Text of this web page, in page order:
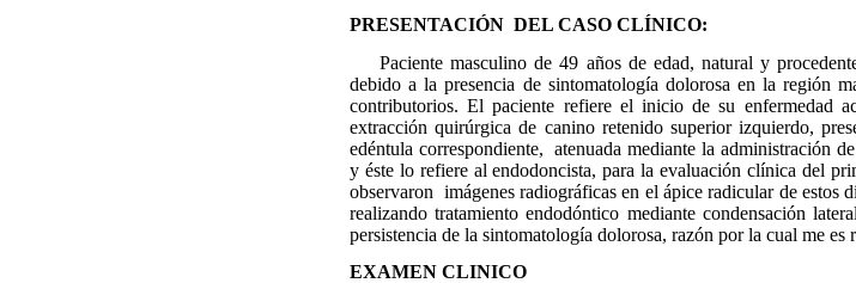
PRESENTACIÓN DEL CASO CLÍNICO:
Paciente masculino de 49 años de edad, natural y
debido a la presencia de sintomatología dolorosa en la región
contributorios. El paciente refiere el inicio de su enfermedad
extracción quirúrgica de canino retenido superior izquierdo,
edéntula correspondiente,
atenuada mediante la administración
y éste lo refiere al endodoncista, para la evaluación clínica del
observaron imágenes radiográficas en el ápice radicular de estos
realizando tratamiento endodóntico mediante condensación
persistencia de la sintomatología dolorosa, razón por la cual me es
EXAMEN CLINICO